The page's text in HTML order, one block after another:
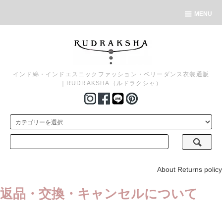
MENU
インド綿・インドエスニックファッション・ベリーダンス衣装通販
｜RUDRAKSHA（ルドラクシャ）
About Returns policy
返品・交換・キャンセルについて